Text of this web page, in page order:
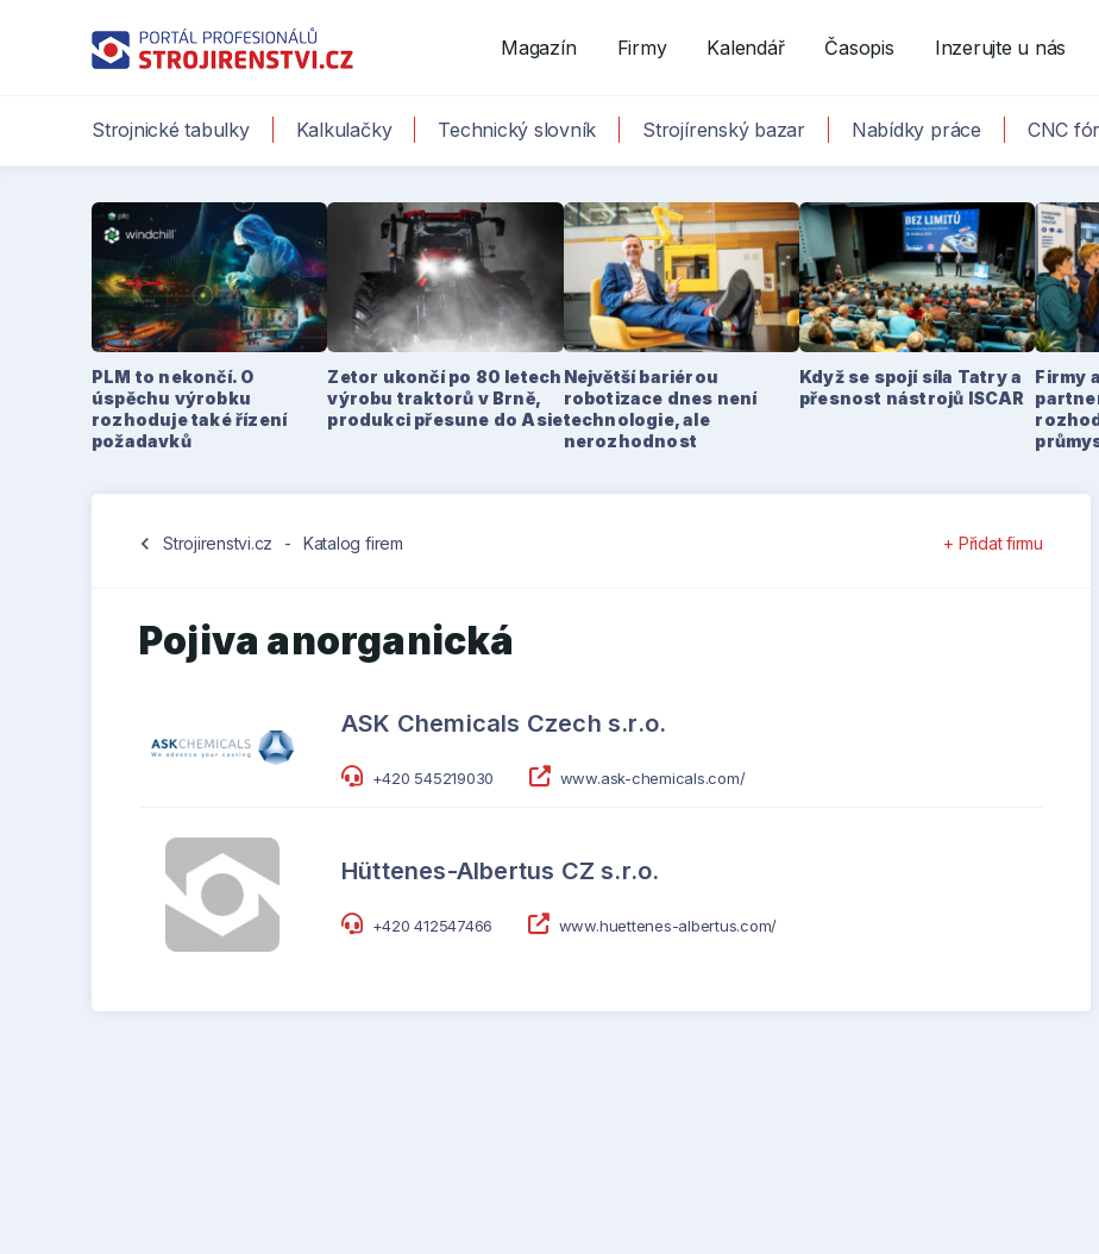
Magazín Firmy Kalendář Časopis Inzerujte u nás
Strojnické tabulky Kalkulačky Technický slovník Strojírenský bazar Nabídky práce CNC
PLM to nekončí. O
úspěchu výrobku
rozhoduje také řízení
požadavků
Zetor ukončí po 80 letech
výrobu traktorů v Brně,
produkci přesune do Asie
Největší bariérou
robotizace dnes není
technologie, ale
nerozhodnost
Když se spojí síla Tatry a
přesnost nástrojů ISCAR
Firmy
chevron_left Strojirenstvi.cz - Katalog firem + Přidat firmu
Pojiva anorganická
ASK Chemicals Czech s.r.o.
+420 545219030 www.ask-chemicals.com/
Hüttenes-Albertus CZ s.r.o.
+420 412547466 www.huettenes-albertus.com/